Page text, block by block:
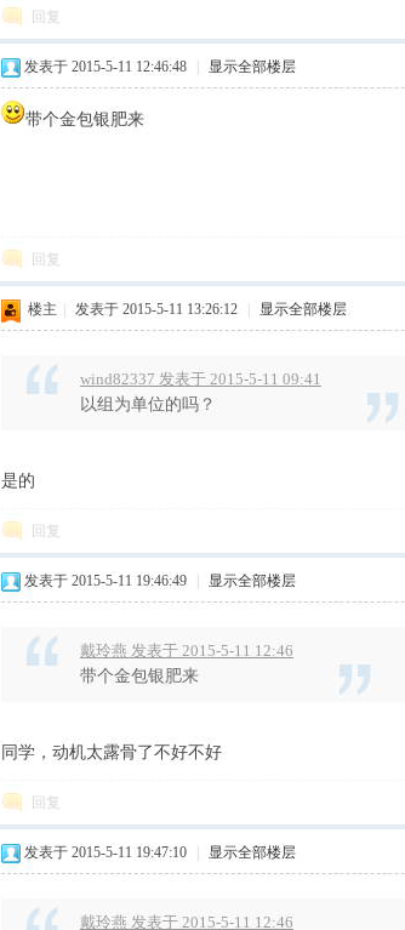
回复
发表于 2015-5-11 12:46:48 显示全部楼层
带个金包银肥来
回复
楼主 发表于 2015-5-11 13:26:12 显示全部楼层
wind82337 发表于 2015-5-11 09:41
以组为单位的吗？
是的
回复
发表于 2015-5-11 19:46:49 显示全部楼层
戴玲燕 发表于 2015-5-11 12:46
带个金包银肥来
同学，动机太露骨了不好不好
回复
发表于 2015-5-11 19:47:10 显示全部楼层
戴玲燕 发表于 2015-5-11 12:46